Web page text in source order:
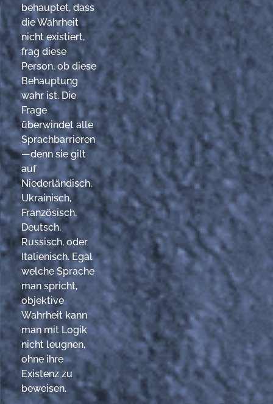
behauptet, dass
die Wahrheit
nicht existiert,
frag diese
Person, ob diese
Behauptung
wahr ist. Die
Frage
überwindet alle
Sprachbarrieren
—denn sie gilt
auf
Niederländisch,
Ukrainisch,
Französisch,
Deutsch,
Russisch, oder
Italienisch. Egal
welche Sprache
man spricht,
objektive
Wahrheit kann
man mit Logik
nicht leugnen,
ohne ihre
Existenz zu
beweisen.